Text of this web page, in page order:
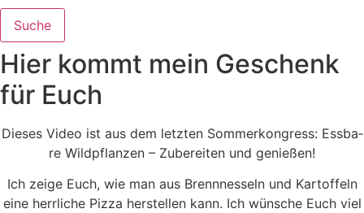
Suche
Hier kommt mein Geschenk
für Euch
Die­ses Video ist aus dem letz­ten Som­mer­kon­gress: Ess­ba­
re Wild­pflan­zen – Zube­rei­ten und genießen!
Ich zei­ge Euch, wie man aus Brenn­nes­seln und Kar­tof­feln
eine herr­li­che Piz­za her­stel­len kann. Ich wün­sche Euch viel